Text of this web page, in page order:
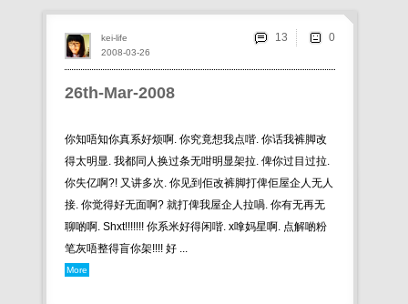
26th-Mar-2008
你知唔知你真系好烦啊. 你究竟想我点喈. 你话我裤脚改
得太明显. 我都同人换过条无咁明显架拉. 俾你过目过拉.
你失亿啊?! 又讲多次. 你见到佢改裤脚打俾佢屋企人无人
接. 你觉得好无面啊? 就打俾我屋企人拉喎. 你有无再无
聊啲啊. Shxt!!!!!!! 你系米好得闲喈. x嗱妈星啊. 点解啲粉
笔灰唔整得盲你架!!!! 好 ...
More
2008-03-26
kei-life 13